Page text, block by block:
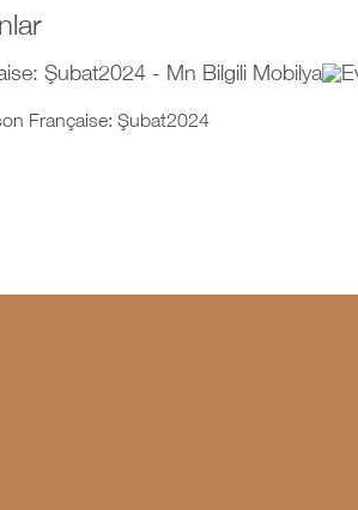
Française: Şubat2024